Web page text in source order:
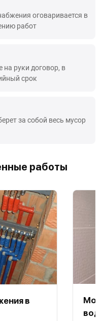
оговаривается в
работ
на руки договор, в
срок
за собой весь мусор
работы
в